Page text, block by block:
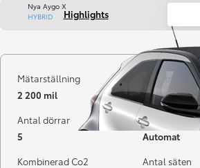
Nya Aygo X
HYBRID
Highlights
Mätarställning
2 200 mil
Registrerad
03-2025
Antal dörrar
5
Växellåda
Automat
Kombinerad Co2
Antal säten